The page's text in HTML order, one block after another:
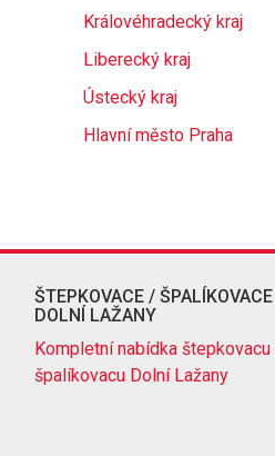
Královéhradecký kraj
Liberecký kraj
Ústecký kraj
Hlavní město Praha
ŠTEPKOVACE / ŠPALÍKOVACE
DOLNÍ LAŽANY
Kompletní nabídka štepkovacu
špalíkovacu Dolní Lažany